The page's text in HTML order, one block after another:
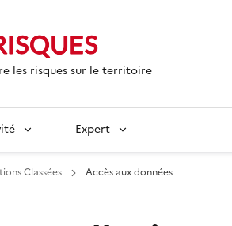
les risques sur le territoire
Expert
Classées Accès aux données